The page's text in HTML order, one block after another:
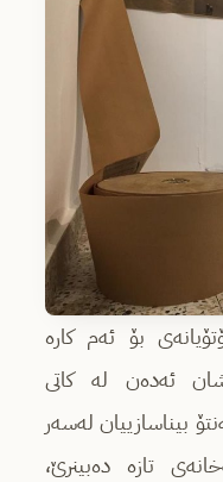
بۆ ئەم کارە
ئەدەن لە کاتی
بیناسازییان لەسەر
تازە دەبینرێ،